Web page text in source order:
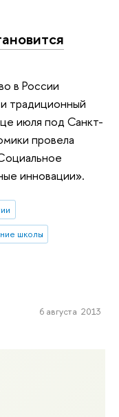
в России
традиционный
июля под Санкт-
провела
инновации».
школы
6 августа 2013